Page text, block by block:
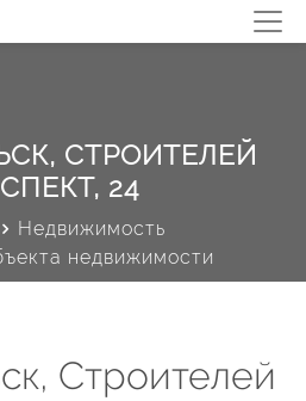
СТРОИТЕЛЕЙ
24
Недвижимость
недвижимости
Строителей